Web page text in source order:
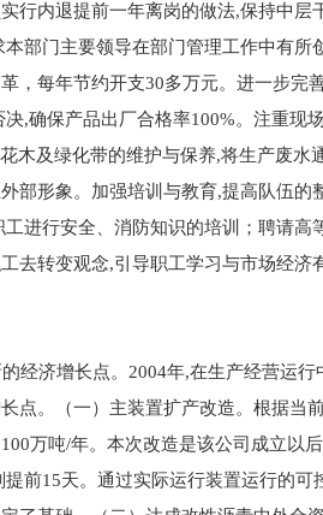
行内退提前一年离岗的做法,保持中
本部门主要领导在部门管理工作中有
，每年节约开支30多万元。进一步完
决,确保产品出厂合格率100%。注重现
木及绿化带的维护与保养,将生产废
部形象。加强培训与教育,提高队伍
工进行安全、消防知识的培训；聘请
去转变观念,引导职工学习与市场经
经济增长点。2004年,在生产经营运
点。（一）主装置扩产改造。根据当
万吨/年。本次改造是该公司成立以
提前15天。通过实际运行装置运行的